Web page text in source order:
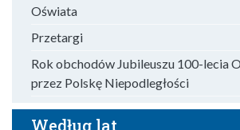
Oświata
Przetargi
Rok obchodów Jubileuszu 100-lecia
przez Polskę Niepodległości
Według lat